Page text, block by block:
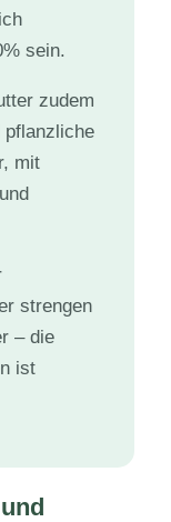
sein.
zudem
mit
strengen
– die
ist